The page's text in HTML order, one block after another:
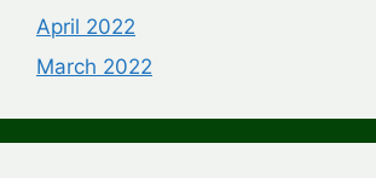
April 2022
March 2022